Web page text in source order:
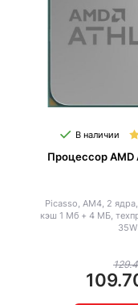
В наличии
Процессор AMD
Picasso, AM4, 2
кэш 1 Мб + 4 МБ,
35W